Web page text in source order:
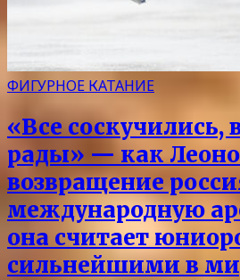
ФИГУРНОЕ КАТАНИЕ
«Все соскучились,
рады» — как
возвращение
международную
она считает
сильнейшими в